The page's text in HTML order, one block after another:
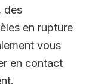
des
en rupture
vous
en contact